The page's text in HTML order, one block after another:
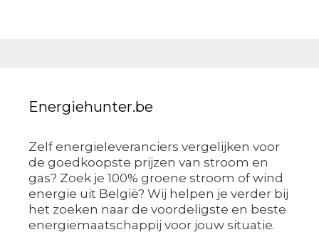
Energiehunter.be
Zelf energieleveranciers vergelijken voor
de goedkoopste prijzen van stroom en
gas? Zoek je 100% groene stroom of wind
energie uit België? Wij helpen je verder bij
het zoeken naar de voordeligste en beste
energiemaatschappij voor jouw situatie.